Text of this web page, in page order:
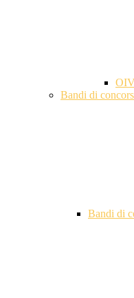
Bandi di
Bandi di